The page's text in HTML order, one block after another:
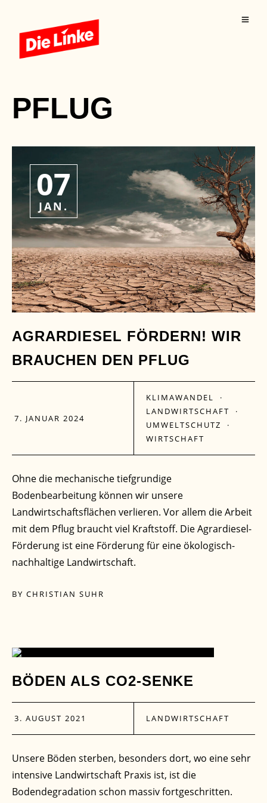
PFLUG
07
JAN.
AGRARDIESEL FÖRDERN! WIR
BRAUCHEN DEN PFLUG
7. JANUAR 2024
KLIMAWANDEL ·
LANDWIRTSCHAFT ·
UMWELTSCHUTZ ·
WIRTSCHAFT
Ohne die mechanische tiefgrundige
Bodenbearbeitung können wir unsere
Landwirtschaftsflächen verlieren. Vor allem die Arbeit
mit dem Pflug braucht viel Kraftstoff. Die Agrardiesel-
Förderung ist eine Förderung für eine ökologisch-
nachhaltige Landwirtschaft.
BY CHRISTIAN SUHR
03
AUG.
BÖDEN ALS CO2-SENKE
3. AUGUST 2021 LANDWIRTSCHAFT
Unsere Böden sterben, besonders dort, wo eine sehr
intensive Landwirtschaft Praxis ist, ist die
Bodendegradation schon massiv fortgeschritten.